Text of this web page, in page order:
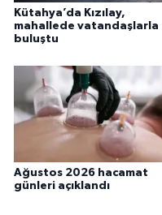
Kütahya’da Kızılay,
mahallede vatandaşlarla
buluştu
Ağustos 2026 hacamat
günleri açıklandı